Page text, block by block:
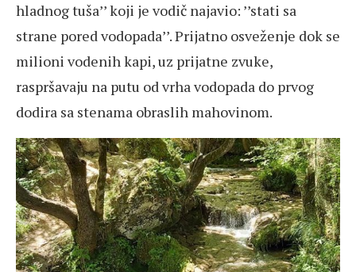
hladnog tuša’’ koji je vodič najavio: ’’stati sa
strane pored vodopada’’. Prijatno osveženje dok se
milioni vodenih kapi, uz prijatne zvuke,
raspršavaju na putu od vrha vodopada do prvog
dodira sa stenama obraslih mahovinom.